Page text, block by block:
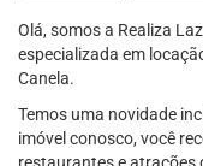
Olá, somos a Realiza
especializada em
Canela.
Temos uma novidade
imóvel conosco, você